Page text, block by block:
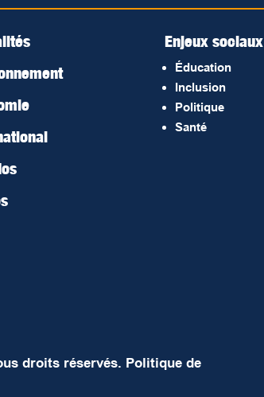
Enjeux sociaux
Éducation
Inclusion
Politique
Santé
droits réservés. Politique de